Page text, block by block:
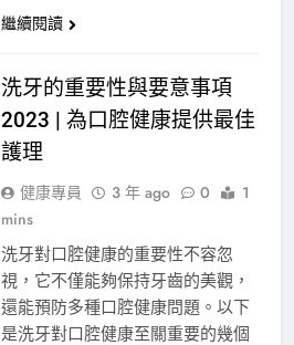
繼續閱讀
洗牙的重要性與要意事項
2023 | 為口腔健康提供最佳
護理
健康專員 3 年 ago 0
1
mins
洗牙對口腔健康的重要性不容忽
視，它不僅能夠保持牙齒的美觀，
還能預防多種口腔健康問題。以下
是洗牙對口腔健康至關重要的幾個